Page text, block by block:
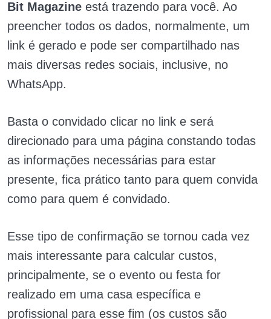
Bit Magazine está trazendo para você. Ao
preencher todos os dados, normalmente, um
link é gerado e pode ser compartilhado nas
mais diversas redes sociais, inclusive, no
WhatsApp.
Basta o convidado clicar no link e será
direcionado para uma página constando todas
as informações necessárias para estar
presente, fica prático tanto para quem convida
como para quem é convidado.
Esse tipo de confirmação se tornou cada vez
mais interessante para calcular custos,
principalmente, se o evento ou festa for
realizado em uma casa específica e
profissional para esse fim (os custos são